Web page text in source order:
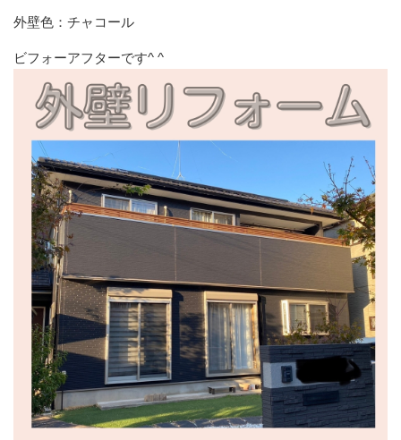
外壁色：チャコール
ビフォーアフターです^ ^